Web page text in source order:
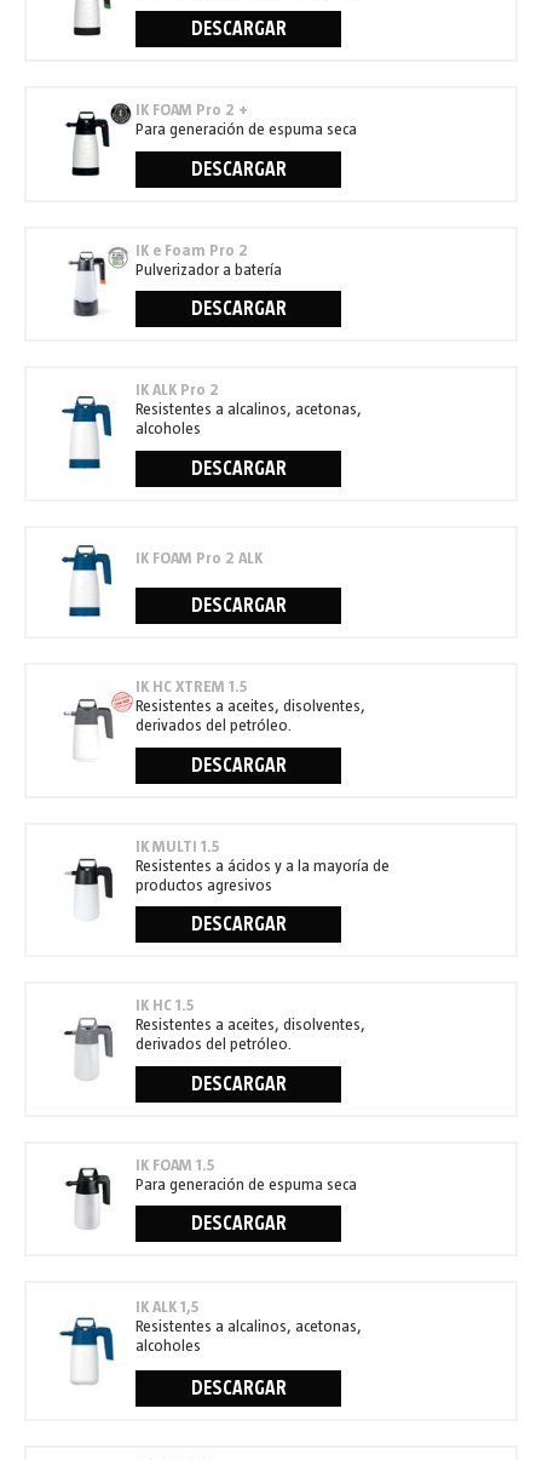
DESCARGAR
IK FOAM Pro 2 +
Para generación de espuma seca
DESCARGAR
IK e Foam Pro 2
Pulverizador a batería
DESCARGAR
IK ALK Pro 2
Resistentes a alcalinos, acetonas,
alcoholes
DESCARGAR
IK FOAM Pro 2 ALK
DESCARGAR
IK HC XTREM 1.5
Resistentes a aceites, disolventes,
derivados del petróleo.
DESCARGAR
IK MULTI 1.5
Resistentes a ácidos y a la mayoría de
productos agresivos
DESCARGAR
IK HC 1.5
Resistentes a aceites, disolventes,
derivados del petróleo.
DESCARGAR
IK FOAM 1.5
Para generación de espuma seca
DESCARGAR
IK ALK 1,5
Resistentes a alcalinos, acetonas,
alcoholes
DESCARGAR